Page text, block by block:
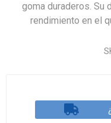
goma duraderos. Su
rendimiento en el